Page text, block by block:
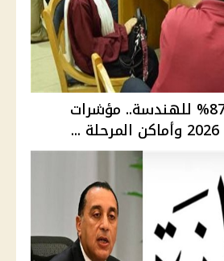
92.8% للطب و87.9% للهندسة.. مؤشرات